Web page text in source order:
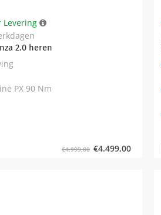
2.0 heren
Levering
PX 90 Nm
€4.999,00 €4.499,00